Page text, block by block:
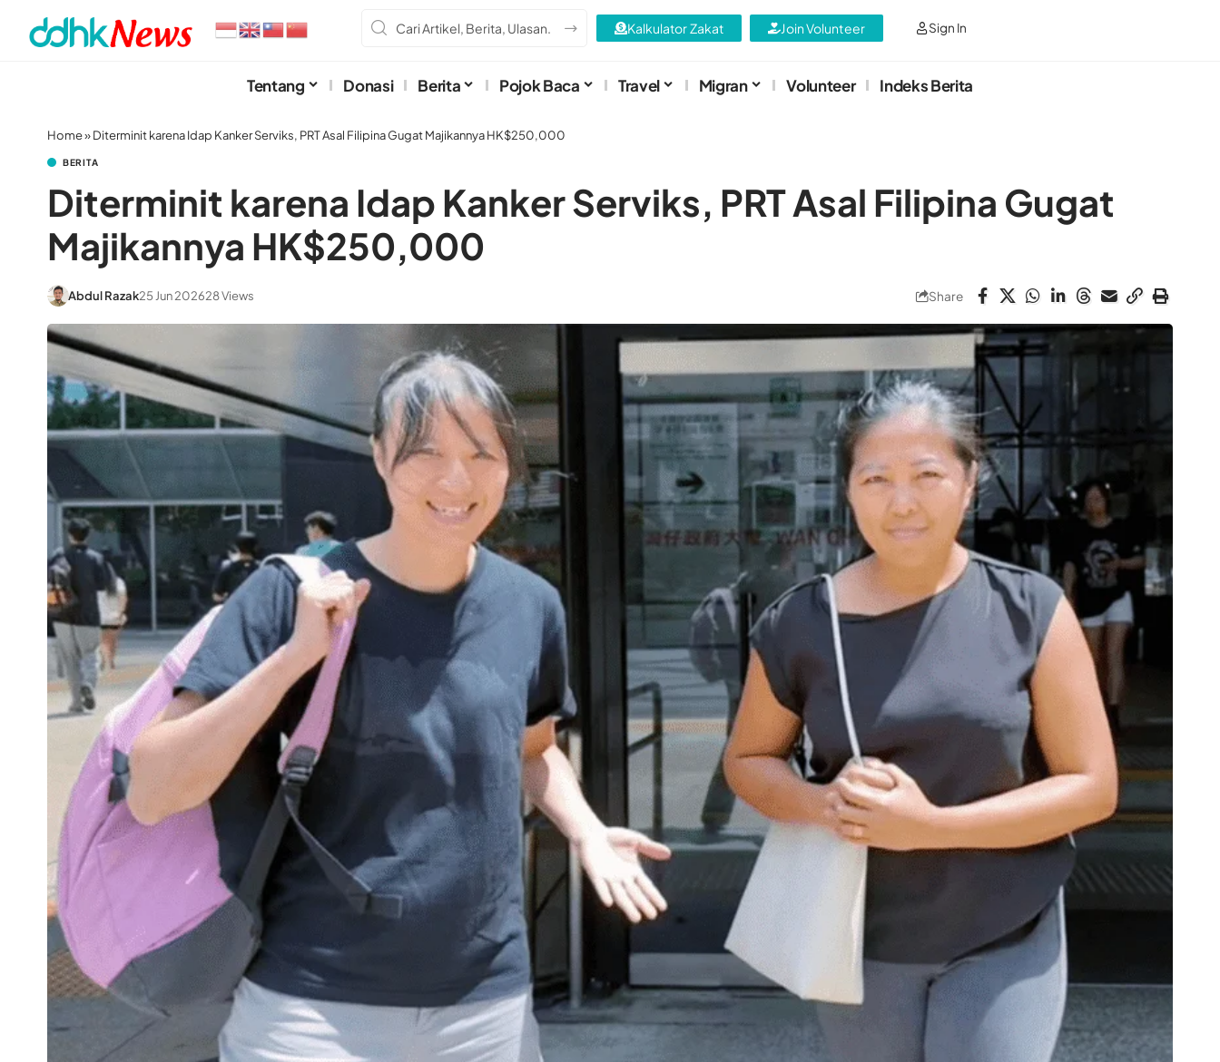
Sign In
Kalkulator Zakat Join Volunteer
Tentang Donasi Berita Pojok Baca Travel Migran Volunteer Indeks Berita
Home»Diterminit karena Idap Kanker Serviks, PRT Asal Filipina Gugat Majikannya HK$250,000
BERITA
Diterminit karena Idap Kanker Serviks, PRT Asal Filipina Gugat
Majikannya HK$250,000
Abdul Razak25 Jun 202628 Views Share